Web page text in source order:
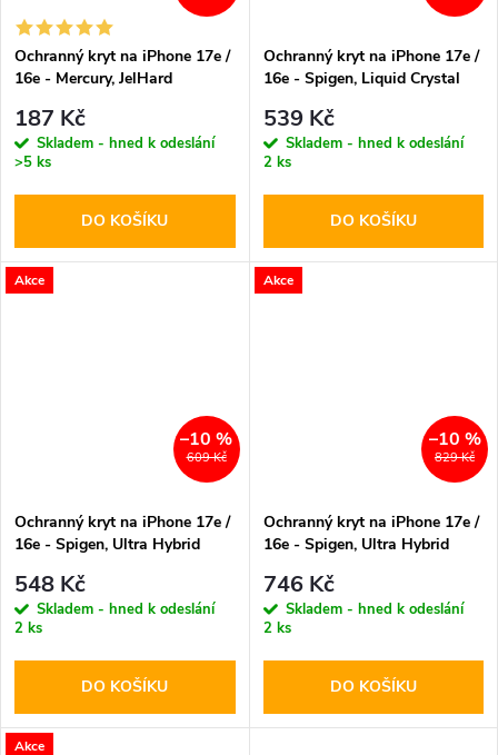
Ochranný kryt na iPhone 17e /
16e - Mercury, JelHard
187 Kč
Skladem - hned k odeslání
>5 ks
DO KOŠÍKU
Ochranný kryt na iPhone 17e /
16e - Spigen, Liquid Crystal
539 Kč
Skladem - hned k odeslání
2 ks
DO KOŠÍKU
Akce
609 Kč
–10 %
Ochranný kryt na iPhone 17e /
16e - Spigen, Ultra Hybrid
548 Kč
Skladem - hned k odeslání
2 ks
DO KOŠÍKU
Akce
829 Kč
–10 %
Ochranný kryt na iPhone 17e /
16e - Spigen, Ultra Hybrid
746 Kč
Skladem - hned k odeslání
2 ks
DO KOŠÍKU
Akce